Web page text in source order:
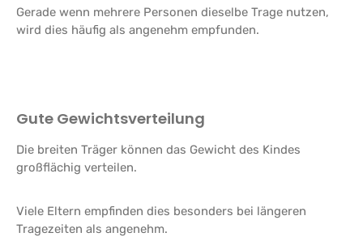
Gerade wenn mehrere Personen dieselbe Trage nutzen,
wird dies häufig als angenehm empfunden.
Gute Gewichtsverteilung
Die breiten Träger können das Gewicht des Kindes
großflächig verteilen.
Viele Eltern empfinden dies besonders bei längeren
Tragezeiten als angenehm.